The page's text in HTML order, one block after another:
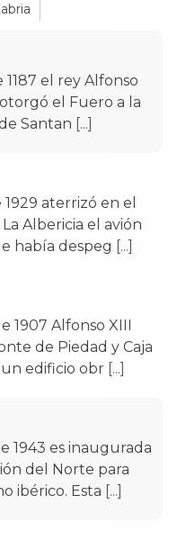
1187 el rey Alfonso
el Fuero a la
Santan [...]
aterrizó en el
Albericia el avión
había despeg [...]
1907 Alfonso XIII
de Piedad y Caja
edificio obr [...]
1943 es inaugurada
del Norte para
ibérico. Esta [...]